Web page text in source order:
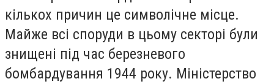
кількох причин це символічне місце.
Майже всі споруди в цьому секторі були
знищені під час березневого
бомбардування 1944 року. Міністерство